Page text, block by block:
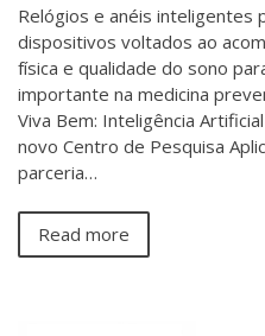
Relógios e anéis inteligentes
dispositivos voltados ao
física e qualidade do sono
importante na medicina
Viva Bem: Inteligência
novo Centro de Pesquisa
parceria…
Read more